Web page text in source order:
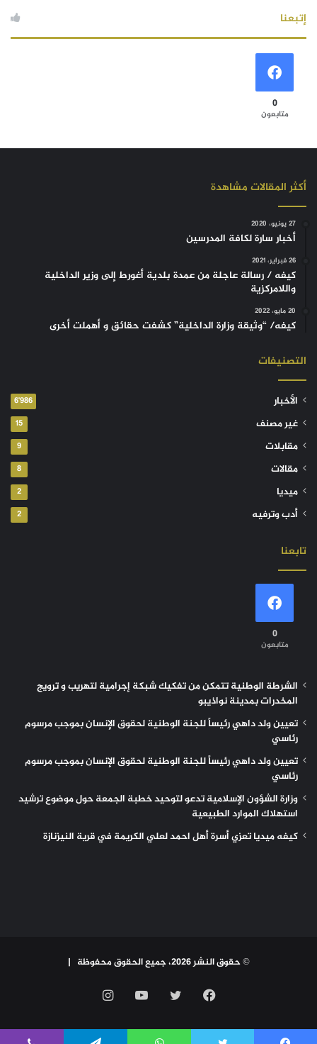
إتبعنا
0
متابعون
أكثر المقالات مشاهدة
27 يونيو، 2020
أخبار سارة لكافة المدرسين
26 فبراير، 2021
كيفه / رسالة عاجلة من عمدة بلدية أغورط إلى وزير الداخلية
واللامركزية
20 مايو، 2022
كيفه/ “وثيقة وزارة الداخلية” كشفت حقائق و أهملت أخرى
التصنيفات
الأخبار 6٬986
غير مصنف 15
مقابلات 9
مقالات 8
ميديا 2
أدب وترفيه 2
تابعنا
0
متابعون
الشرطة الوطنية تتمكن من تفكيك شبكة إجرامية لتهريب و ترويج
المخدرات بمدينة نواذيبو
تعيين ولد داهي رئيساً للجنة الوطنية لحقوق الإنسان بموجب مرسوم
رئاسي
تعيين ولد داهي رئيساً للجنة الوطنية لحقوق الإنسان بموجب مرسوم
رئاسي
وزارة الشؤون الإسلامية تدعو لتوحيد خطبة الجمعة حول موضوع ترشيد
استهلاك الموارد الطبيعية
كيفه ميديا تعزي أسرة أهل احمد لعلي الكريمة في قرية النيزنازة
© حقوق النشر 2026، جميع الحقوق محفوظة |
فيسبوك تويتر يوتيوب